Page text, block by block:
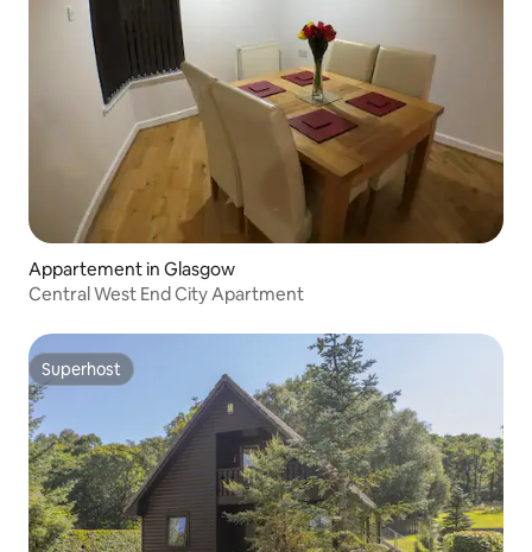
Appartement in Glasgow
Central West End City Apartment
Superhost
Superhost